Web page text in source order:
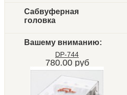
Сабвуферная
головка
Вашему вниманию:
DP-744
780.00 руб